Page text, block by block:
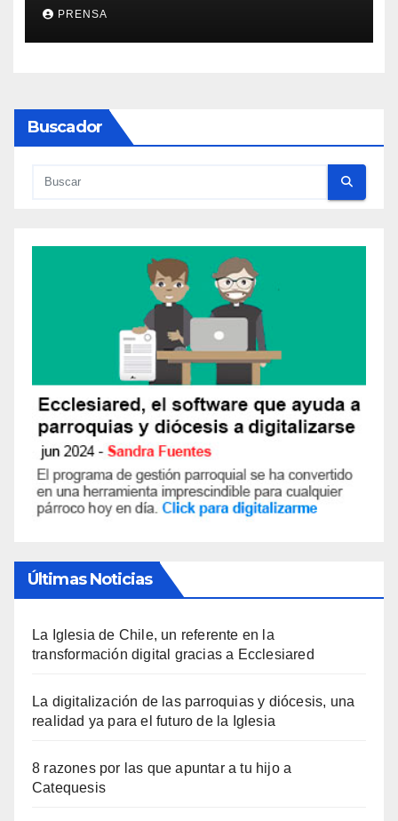
PRENSA
Buscador
Últimas Noticias
La Iglesia de Chile, un referente en la
transformación digital gracias a Ecclesiared
La digitalización de las parroquias y diócesis, una
realidad ya para el futuro de la Iglesia
8 razones por las que apuntar a tu hijo a
Catequesis